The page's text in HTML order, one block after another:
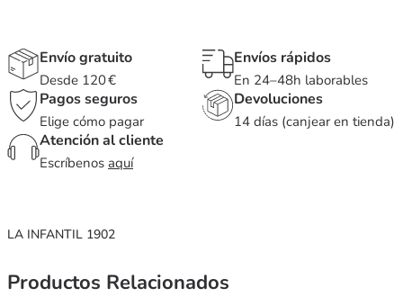
Envío gratuito
Desde 120 €
Envíos rápidos
En 24–48h laborables
Pagos seguros
Elige cómo pagar
Devoluciones
14 días (canjear en tienda)
Atención al cliente
Escríbenos aquí
LA INFANTIL 1902
Productos Relacionados